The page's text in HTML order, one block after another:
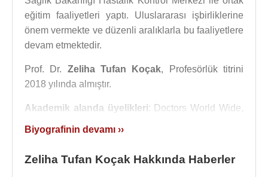
eğitim faaliyetleri yaptı. Uluslararası işbirliklerine
önem vermekte ve düzenli aralıklarla bu faaliyetlere
devam etmektedir.
Prof. Dr. Zeliha Tufan Koçak, Profesörlük titrini
2018 yılında almıştır.
Akademik alanda üyelikleri: Doctors World Wide,
Infectious Diseases, Transplant Infectious
Diseases, Enfeksiyon Hastalıkları ve Klinik
Mikrobiyoloji Derneği, Klinik Mikrobiyoloji ve
Biyografinin devamı ››
Zeliha Tufan Koçak Hakkında Haberler